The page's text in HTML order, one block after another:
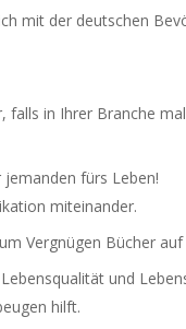
mit der deutschen
falls in Ihrer Branche
fürs Leben!
miteinander.
Vergnügen Bücher
und
hilft.